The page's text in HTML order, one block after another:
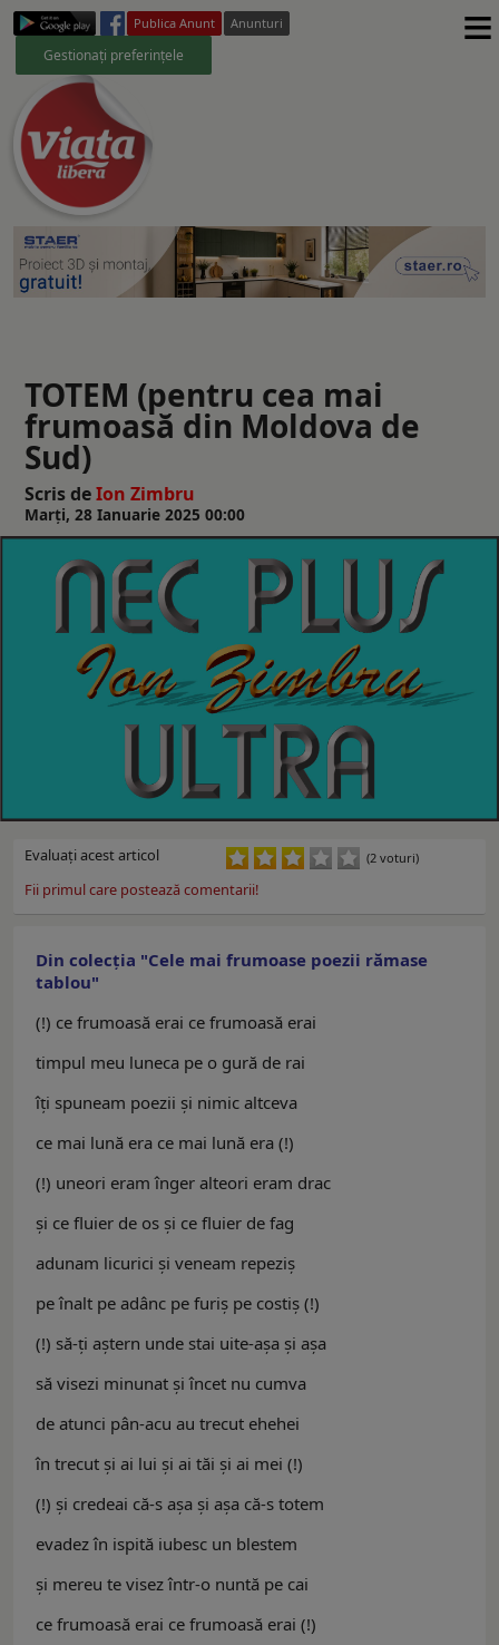
Publica Anunt Anunturi
Gestionați preferințele ≡
TOTEM (pentru cea mai
frumoasă din Moldova de
Sud)
Scris deIon Zimbru
Marți, 28 Ianuarie 2025 00:00
Evaluaţi acest articol (2 voturi)
Fii primul care postează comentarii!
Din colecția "Cele mai frumoase poezii rămase
tablou"
(!) ce frumoasă erai ce frumoasă erai
timpul meu luneca pe o gură de rai
îţi spuneam poezii şi nimic altceva
ce mai lună era ce mai lună era (!)
(!) uneori eram înger alteori eram drac
şi ce fluier de os şi ce fluier de fag
adunam licurici şi veneam repeziş
pe înalt pe adânc pe furiş pe costiş (!)
(!) să-ți aştern unde stai uite-aşa şi aşa
să visezi minunat şi încet nu cumva
de atunci pân-acu au trecut ehehei
în trecut şi ai lui şi ai tăi şi ai mei (!)
(!) şi credeai că-s aşa şi aşa că-s totem
evadez în ispită iubesc un blestem
şi mereu te visez într-o nuntă pe cai
ce frumoasă erai ce frumoasă erai (!)